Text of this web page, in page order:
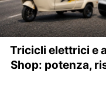
Tricicli elettrici e
Shop: potenza,